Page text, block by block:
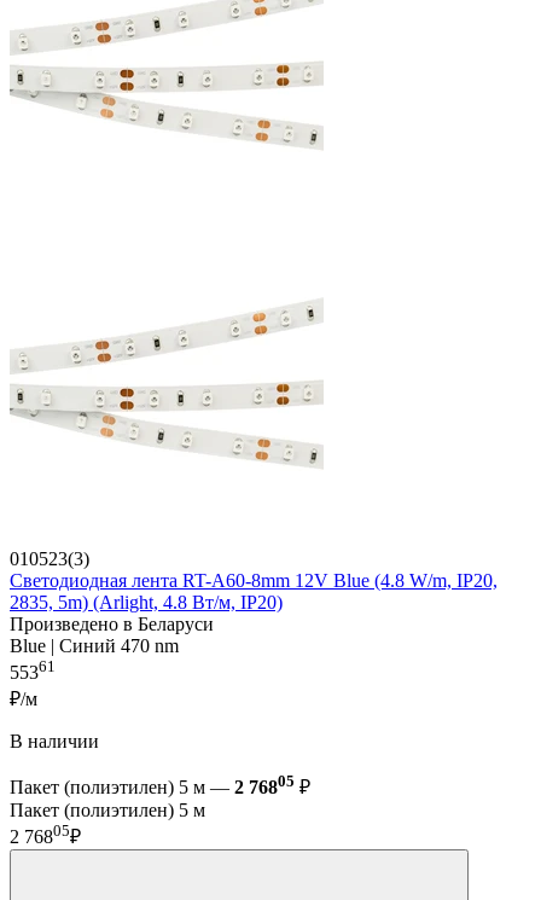
010523(3)
Светодиодная лента RT-A60-8mm 12V Blue (4.8 W/m, IP20,
2835, 5m) (Arlight, 4.8 Вт/м, IP20)
Произведено в Беларуси
Blue | Синий 470 nm
55361
₽/м
В наличии
Пакет (полиэтилен) 5 м — 2 76805 ₽
Пакет (полиэтилен) 5 м
2 76805₽